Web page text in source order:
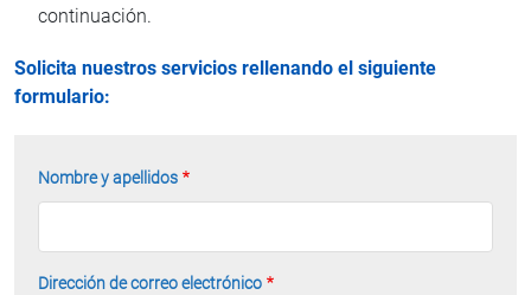
continuación.
Solicita nuestros servicios rellenando el siguiente
formulario:
Nombre y apellidos
Dirección de correo electrónico